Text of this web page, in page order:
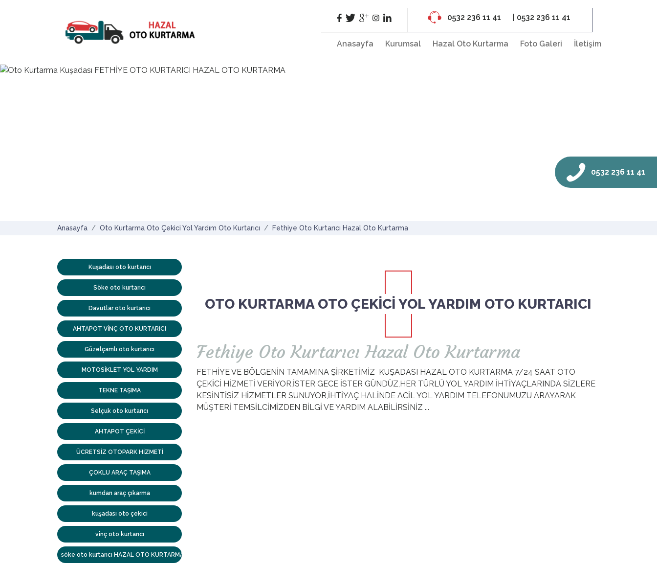
0532 236 11 41
0532 236 11 41 | 0532 236 11 41
Anasayfa Kurumsal Hazal Oto Kurtarma Foto Galeri İletişim
Anasayfa Oto Kurtarma Oto Çekici Yol Yardım Oto Kurtarıcı Fethiye Oto Kurtarıcı Hazal Oto Kurtarma
Kuşadası oto kurtarıcı
Söke oto kurtarıcı
Davutlar oto kurtarıcı
AHTAPOT VİNÇ OTO KURTARICI
Güzelçamlı oto kurtarıcı
MOTOSİKLET YOL YARDIM
TEKNE TAŞIMA
Selçuk oto kurtarıcı
AHTAPOT ÇEKİCİ
ÜCRETSİZ OTOPARK HİZMETİ
ÇOKLU ARAÇ TAŞIMA
kumdan araç çıkarma
kuşadası oto çekici
vinç oto kurtarıcı
söke oto kurtarıcı HAZAL OTO KURTARMA
OTO KURTARMA OTO ÇEKİCİ YOL YARDIM OTO KURTARICI
Fethiye Oto Kurtarıcı Hazal Oto Kurtarma
FETHİYE VE BÖLGENİN TAMAMINA ŞİRKETİMİZ KUŞADASI HAZAL OTO KURTARMA 7/24 SAAT OTO
ÇEKİCİ HİZMETİ VERİYOR,İSTER GECE İSTER GÜNDÜZ,HER TÜRLÜ YOL YARDIM İHTİYAÇLARINDA SİZLERE
KESİNTİSİZ HİZMETLER SUNUYOR,İHTİYAÇ HALİNDE ACİL YOL YARDIM TELEFONUMUZU ARAYARAK
MÜŞTERİ TEMSİLCİMİZDEN BİLGİ VE YARDIM ALABİLİRSİNİZ ...